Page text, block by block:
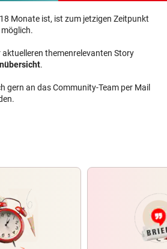
Monate ist, ist zum jetzigen Zeitpunkt
aktuelleren themenrelevanten Story
.
gern an das Community-Team per Mail